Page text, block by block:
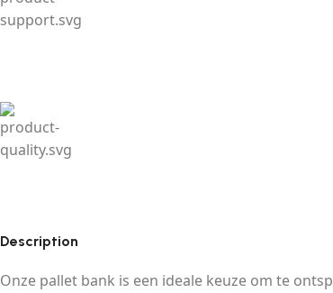
Description
Onze pallet bank is een ideale keuze om te